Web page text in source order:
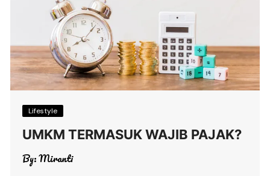
Lifestyle
UMKM TERMASUK WAJIB PAJAK?
By:Miranti